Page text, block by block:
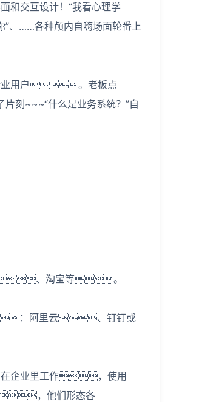
交互设计！“我看心理学
……各种颅内自嗨场面轮番上
业用户。老板点
~~~“什么是业务系统？”自
、淘宝等。
：阿里云、钉钉或
在企业里工作，使用
，他们形态各